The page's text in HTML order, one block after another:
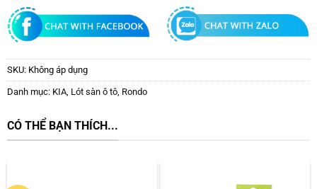
SKU: Không áp dụng
Danh mục: KIA, Lót sàn ô tô, Rondo
CÓ THỂ BẠN THÍCH...